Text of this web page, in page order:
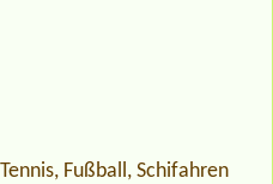
Fußball, Schifahren